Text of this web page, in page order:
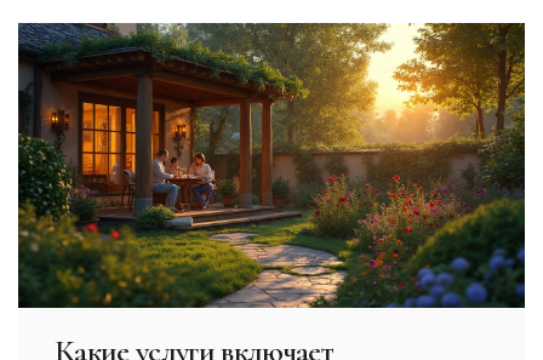
Какие услуги включает